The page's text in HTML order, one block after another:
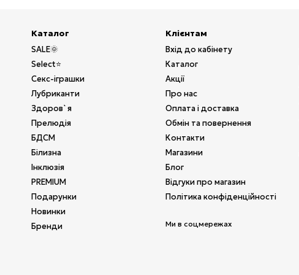
Каталог
SALE🌞
Select⭐
Секс-іграшки
Лубриканти
Здоров`я
Прелюдія
БДСМ
Білизна
Інклюзія
PREMIUM
Подарунки
Новинки
Бренди
Клієнтам
Вхід до кабінету
Каталог
Акції
Про нас
Оплата і доставка
Обмін та повернення
Контакти
Магазини
Блог
Відгуки про магазин
Політика конфіденційності
Ми в соцмережах